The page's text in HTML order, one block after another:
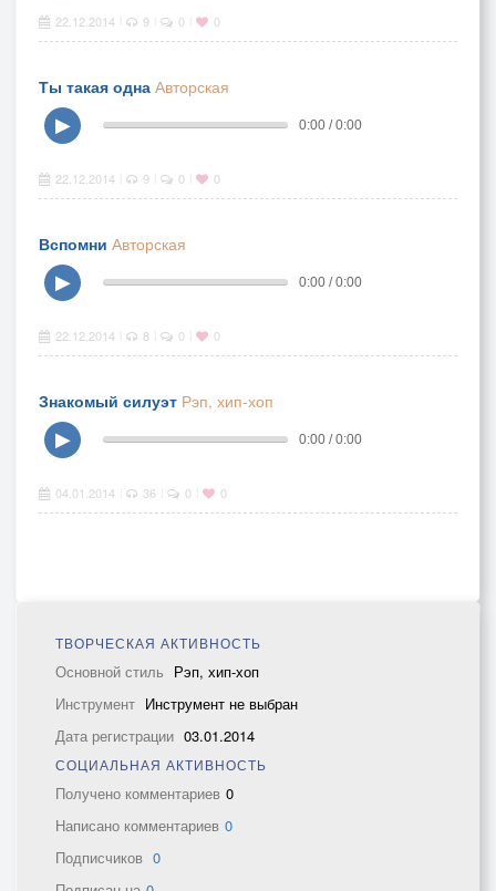
22.12.2014 9 0 0
Ты такая одна Авторская
▶
0:00 / 0:00
22.12.2014 9 0 0
Вспомни Авторская
▶
0:00 / 0:00
22.12.2014 8 0 0
Знакомый силуэт Рэп, хип-хоп
▶
0:00 / 0:00
04.01.2014 36 0 0
ТВОРЧЕСКАЯ АКТИВНОСТЬ
Основной стиль Рэп, хип-хоп
Инструмент Инструмент не выбран
Дата регистрации 03.01.2014
СОЦИАЛЬНАЯ АКТИВНОСТЬ
Получено комментариев 0
Написано комментариев 0
Подписчиков 0